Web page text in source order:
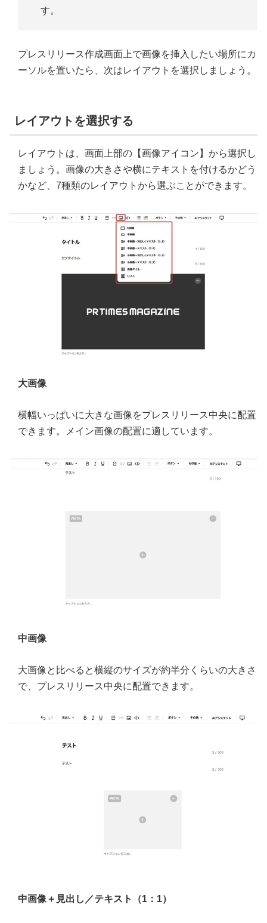
す。
プレスリリース作成画面上で画像を挿入したい場所にカ
ーソルを置いたら、次はレイアウトを選択しましょう。
レイアウトを選択する
レイアウトは、画面上部の【画像アイコン】から選択し
ましょう。画像の大きさや横にテキストを付けるかどう
かなど、7種類のレイアウトから選ぶことができます。
大画像
横幅いっぱいに大きな画像をプレスリリース中央に配置
できます。メイン画像の配置に適しています。
中画像
大画像と比べると横縦のサイズが約半分くらいの大きさ
で、プレスリリース中央に配置できます。
中画像＋見出し／テキスト（1：1）